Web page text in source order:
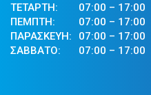
ΤΕΤΑΡΤΗ:
ΠΕΜΠΤΗ:
ΠΑΡΑΣΚΕΥΗ:
ΣΑΒΒΑΤΟ:
07:00 – 17:00
07:00 – 17:00
07:00 – 17:00
07:00 – 17:00